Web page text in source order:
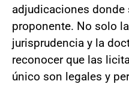
adjudicaciones donde
proponente. No solo
jurisprudencia y la
reconocer que las
único son legales y